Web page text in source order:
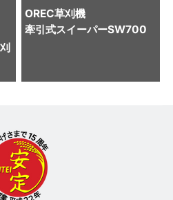
OREC草刈機
牽引式スイーパーSW700